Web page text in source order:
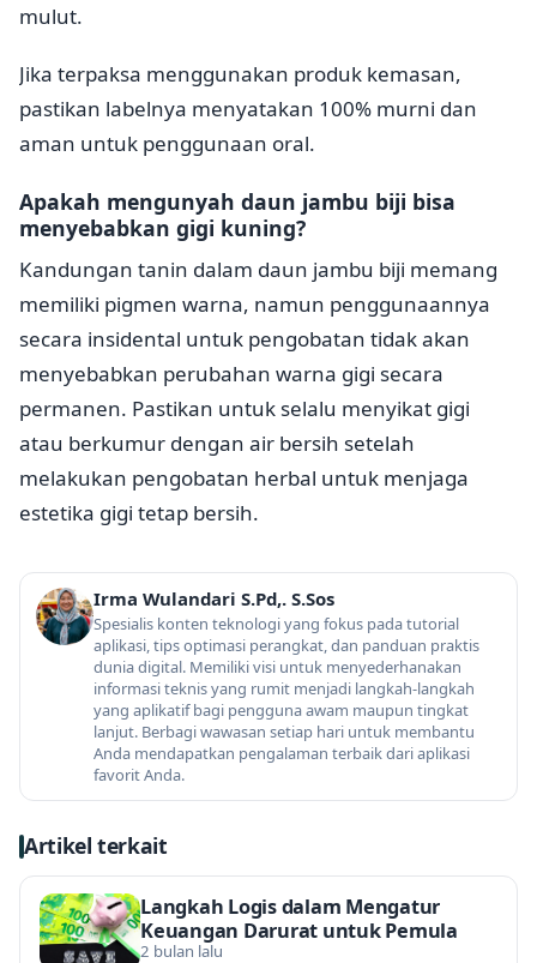
mulut.
Jika terpaksa menggunakan produk kemasan,
pastikan labelnya menyatakan 100% murni dan
aman untuk penggunaan oral.
Apakah mengunyah daun jambu biji bisa
menyebabkan gigi kuning?
Kandungan tanin dalam daun jambu biji memang
memiliki pigmen warna, namun penggunaannya
secara insidental untuk pengobatan tidak akan
menyebabkan perubahan warna gigi secara
permanen. Pastikan untuk selalu menyikat gigi
atau berkumur dengan air bersih setelah
melakukan pengobatan herbal untuk menjaga
estetika gigi tetap bersih.
Irma Wulandari S.Pd,. S.Sos
Spesialis konten teknologi yang fokus pada tutorial
aplikasi, tips optimasi perangkat, dan panduan praktis
dunia digital. Memiliki visi untuk menyederhanakan
informasi teknis yang rumit menjadi langkah-langkah
yang aplikatif bagi pengguna awam maupun tingkat
lanjut. Berbagi wawasan setiap hari untuk membantu
Anda mendapatkan pengalaman terbaik dari aplikasi
favorit Anda.
Artikel terkait
Langkah Logis dalam Mengatur
Keuangan Darurat untuk Pemula
2 bulan lalu